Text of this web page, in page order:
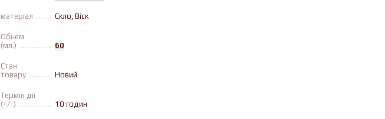
матеріал Скло, Віск
Обьем
(мл.)
60
Стан
товару
Новий
Термін дії
(+/-)
10 годин